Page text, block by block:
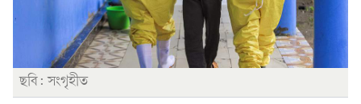
ছবি: সংগৃহীত